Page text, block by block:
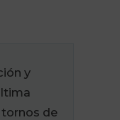
y
de